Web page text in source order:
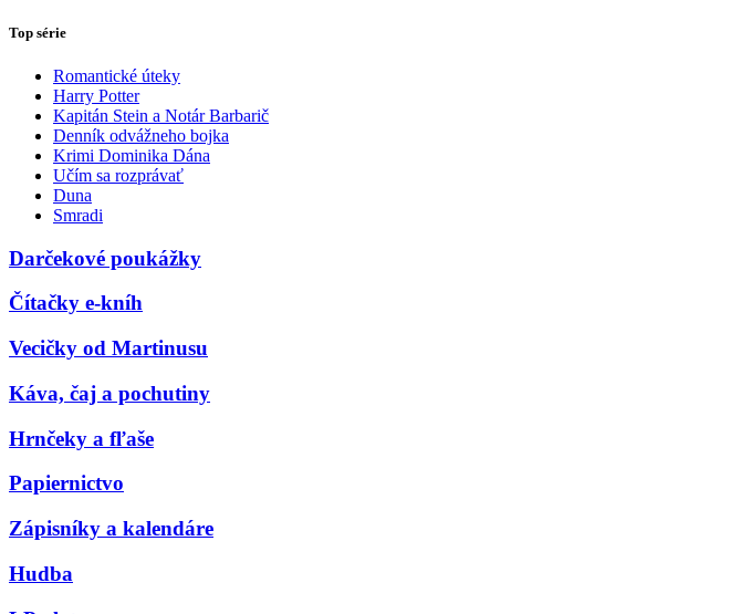
Top série
Romantické úteky
Harry Potter
Kapitán Stein a Notár Barbarič
Denník odvážneho bojka
Krimi Dominika Dána
Učím sa rozprávať
Duna
Smradi
Darčekové poukážky
Čítačky e-kníh
Vecičky od Martinusu
Káva, čaj a pochutiny
Hrnčeky a fľaše
Papiernictvo
Zápisníky a kalendáre
Hudba